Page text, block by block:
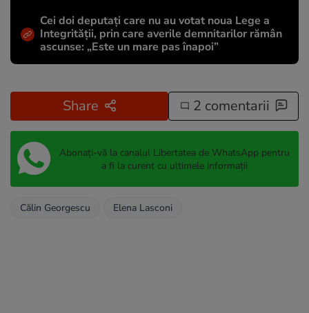
Cei doi deputați care nu au votat noua Lege a
Integrității, prin care averile demnitarilor rămân
ascunse: „Este un mare pas înapoi”
Share 2 comentarii
Abonați-vă la canalul Libertatea de WhatsApp pentru
a fi la curent cu ultimele informații
Călin Georgescu Elena Lasconi